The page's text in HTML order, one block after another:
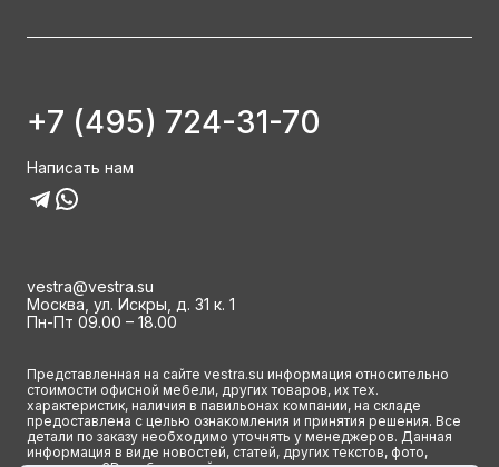
+7 (495) 724-31-70
Написать нам
vestra@vestra.su
Москва, ул. Искры, д. 31 к. 1
Пн-Пт 09.00 – 18.00
Представленная на сайте vestra.su информация относительно
стоимости офисной мебели, других товаров, их тех.
характеристик, наличия в павильонах компании, на складе
предоставлена с целью ознакомления и принятия решения. Все
детали по заказу необходимо уточнять у менеджеров. Данная
информация в виде новостей, статей, других текстов, фото,